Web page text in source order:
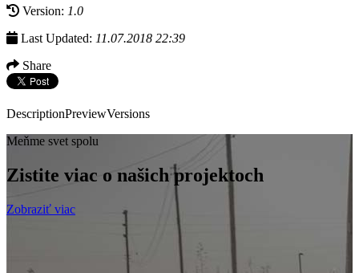
Version: 1.0
Last Updated: 11.07.2018 22:39
Share
DescriptionPreviewVersions
Meňme svet spolu
Zistite viac o našich projektoch
Zobraziť viac